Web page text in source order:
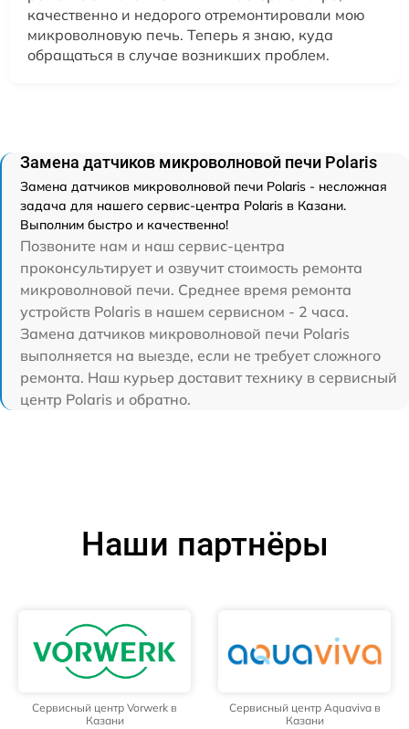
качественно и недорого отремонтировали мою
микроволновую печь. Теперь я знаю, куда
обращаться в случае возникших проблем.
Замена датчиков микроволновой печи Polaris
Замена датчиков микроволновой печи Polaris - несложная
задача для нашего сервис-центра Polaris в Казани.
Выполним быстро и качественно!
Позвоните нам и наш сервис-центра
проконсультирует и озвучит стоимость ремонта
микроволновой печи. Среднее время ремонта
устройств Polaris в нашем сервисном - 2 часа.
Замена датчиков микроволновой печи Polaris
выполняется на выезде, если не требует сложного
ремонта. Наш курьер доставит технику в сервисный
центр Polaris и обратно.
Наши партнёры
Сервисный центр Vorwerk в
Казани
Сервисный центр Aquaviva в
Казани